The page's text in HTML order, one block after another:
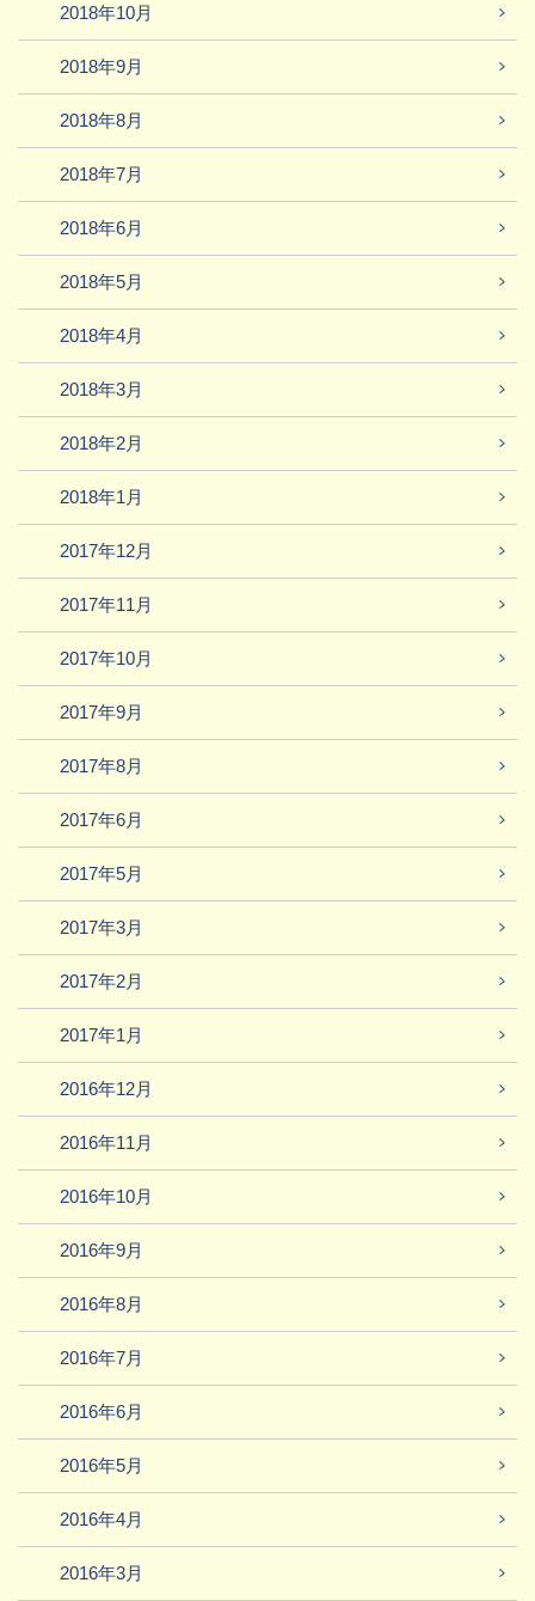
2018年10月
2018年9月
2018年8月
2018年7月
2018年6月
2018年5月
2018年4月
2018年3月
2018年2月
2018年1月
2017年12月
2017年11月
2017年10月
2017年9月
2017年8月
2017年6月
2017年5月
2017年3月
2017年2月
2017年1月
2016年12月
2016年11月
2016年10月
2016年9月
2016年8月
2016年7月
2016年6月
2016年5月
2016年4月
2016年3月